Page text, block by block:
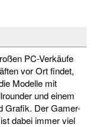
PC-Verkäufe
vor Ort findet,
Modelle mit
und einem
Grafik. Der Gamer-
dabei immer viel